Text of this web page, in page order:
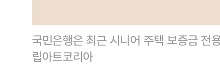
국민은행은 최근 시니어 주택 보증금
립아트코리아